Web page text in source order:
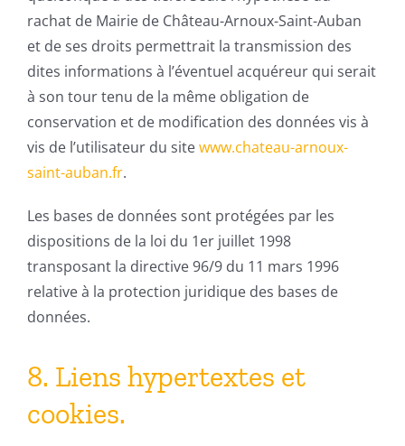
rachat de Mairie de Château-Arnoux-Saint-Auban
et de ses droits permettrait la transmission des
dites informations à l’éventuel acquéreur qui serait
à son tour tenu de la même obligation de
conservation et de modification des données vis à
vis de l’utilisateur du sitewww.chateau-arnoux-
saint-auban.fr.
Les bases de données sont protégées par les
dispositions de la loi du 1er juillet 1998
transposant la directive 96/9 du 11 mars 1996
relative à la protection juridique des bases de
données.
8. Liens hypertextes et
cookies.